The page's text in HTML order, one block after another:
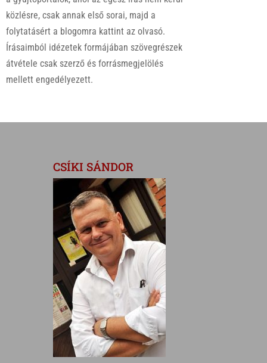
közlésre, csak annak első sorai, majd a
folytatásért a blogomra kattint az olvasó.
Írásaimból idézetek formájában szövegrészek
átvétele csak szerző és forrásmegjelölés
mellett engedélyezett.
CSÍKI SÁNDOR